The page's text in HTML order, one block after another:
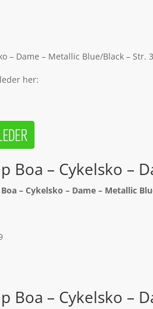
– Dame – Metallic Blue/Black –
her:
Boa – Cykelsko
Boa – Cykelsko – Dame – Metallic
Boa – Cykelsko